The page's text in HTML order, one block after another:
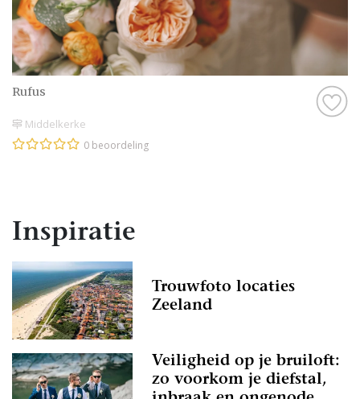
Rufus
Middelkerke
0 beoordeling
Inspiratie
Trouwfoto locaties
Zeeland
Veiligheid op je bruiloft:
zo voorkom je diefstal,